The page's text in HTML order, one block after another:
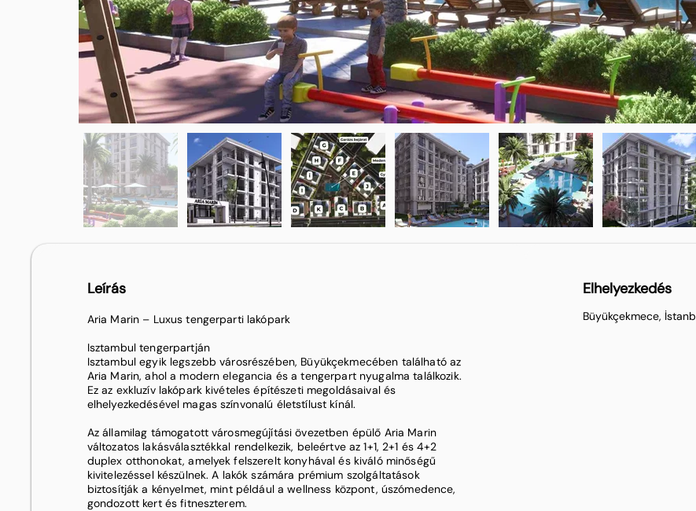
Leírás
Aria Marin – Luxus tengerparti lakópark
Isztambul tengerpartján
Isztambul egyik legszebb városrészében, Büyükçekmecében található az
Aria Marin, ahol a modern elegancia és a tengerpart nyugalma találkozik.
Ez az exkluzív lakópark kivételes építészeti megoldásaival és
elhelyezkedésével magas színvonalú életstílust kínál.
Az államilag támogatott városmegújítási övezetben épülő Aria Marin
változatos lakásválasztékkal rendelkezik, beleértve az 1+1, 2+1 és 4+2
duplex otthonokat, amelyek felszerelt konyhával és kiváló minőségű
kivitelezéssel készülnek. A lakók számára prémium szolgáltatások
biztosítják a kényelmet, mint például a wellness központ, úszómedence,
gondozott kert és fitneszterem.
Elhelyezkedés
Büyükçekmece,